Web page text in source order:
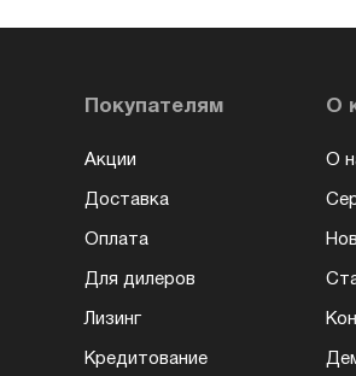
Покупателям
Акции
Доставка
Оплата
Для дилеров
Лизинг
Кредитование
О
О